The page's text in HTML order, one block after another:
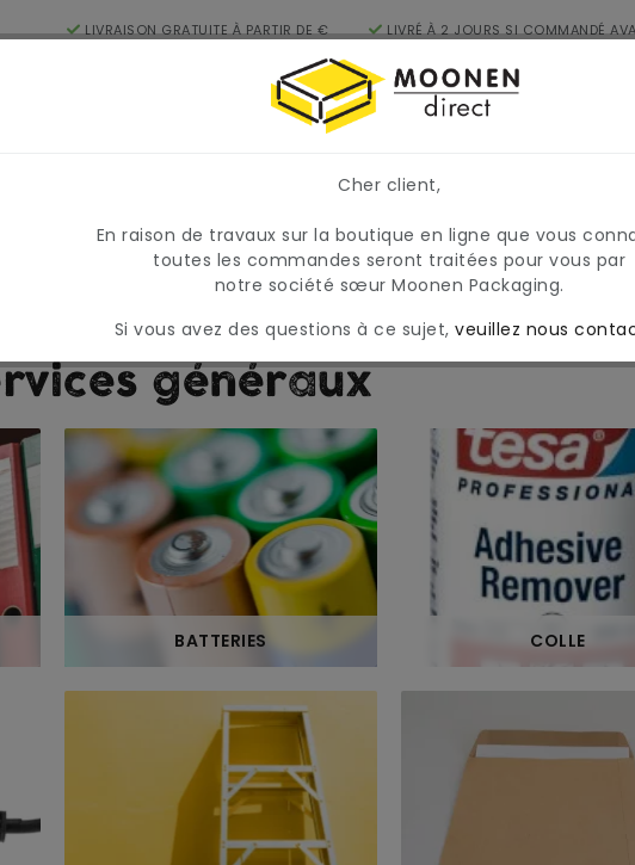
LIVRAISON GRATUITE À PARTIR DE €
LIVRÉ À 2 JOURS SI COMMANDÉ
17H
FR
2026
du marché, les prix et la disponibilité peuvent varier
temporaire et variable.
généraux
BATTERIES COLLE
Cher client,
En raison de travaux sur la boutique en ligne que vous
toutes les commandes seront traitées pour vous par
notre société sœur Moonen Packaging.
Si vous avez des questions à ce sujet, veuillez nous